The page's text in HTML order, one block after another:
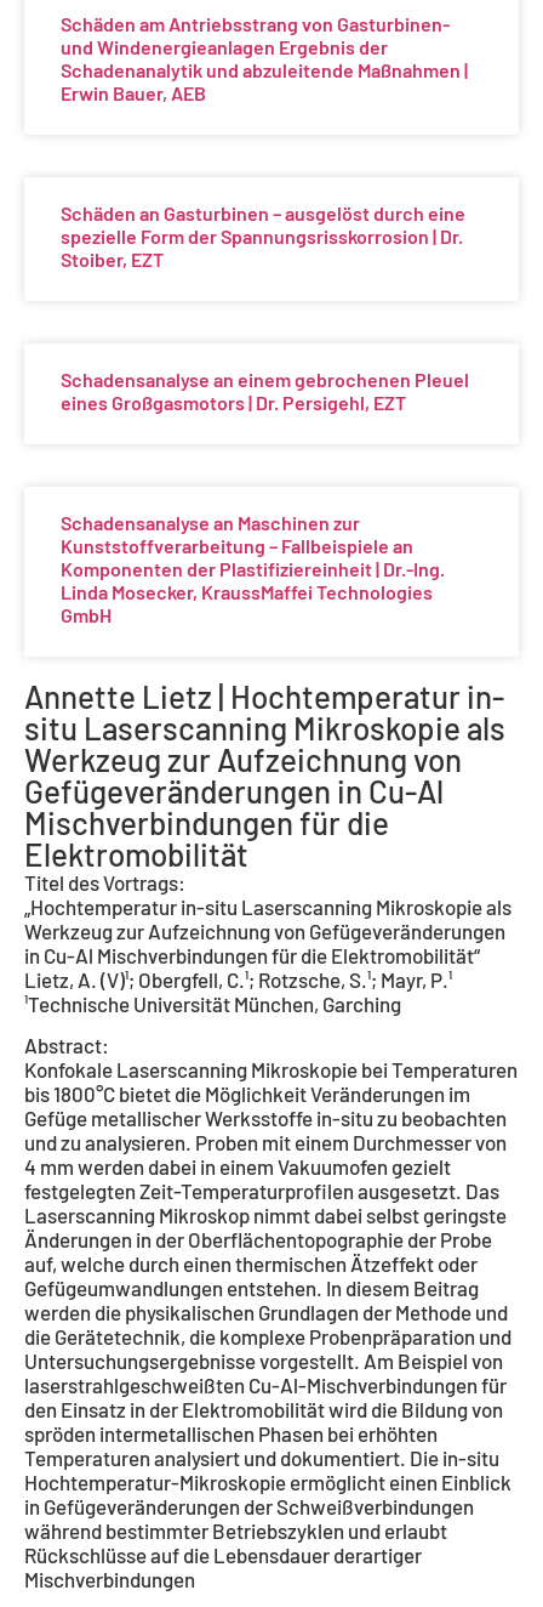
Schäden am Antriebsstrang von Gasturbinen-
und Windenergieanlagen Ergebnis der
Schadenanalytik und abzuleitende Maßnahmen |
Erwin Bauer, AEB
Schäden an Gasturbinen – ausgelöst durch eine
spezielle Form der Spannungsrisskorrosion | Dr.
Stoiber, EZT
Schadensanalyse an einem gebrochenen Pleuel
eines Großgasmotors | Dr. Persigehl, EZT
Schadensanalyse an Maschinen zur
Kunststoffverarbeitung – Fallbeispiele an
Komponenten der Plastifiziereinheit | Dr.-Ing.
Linda Mosecker, KraussMaffei Technologies
GmbH
Annette Lietz | Hochtemperatur in-
situ Laserscanning Mikroskopie als
Werkzeug zur Aufzeichnung von
Gefügeveränderungen in Cu-Al
Mischverbindungen für die
Elektromobilität
Titel des Vortrags:
„Hochtemperatur in-situ Laserscanning Mikroskopie als
Werkzeug zur Aufzeichnung von Gefügeveränderungen
in Cu-Al Mischverbindungen für die Elektromobilität“
Lietz, A. (V)¹; Obergfell, C.¹; Rotzsche, S.¹; Mayr, P.¹
¹Technische Universität München, Garching
Abstract:
Konfokale Laserscanning Mikroskopie bei Temperaturen
bis 1800°C bietet die Möglichkeit Veränderungen im
Gefüge metallischer Werksstoffe in-situ zu beobachten
und zu analysieren. Proben mit einem Durchmesser von
4 mm werden dabei in einem Vakuumofen gezielt
festgelegten Zeit-Temperaturprofilen ausgesetzt. Das
Laserscanning Mikroskop nimmt dabei selbst geringste
Änderungen in der Oberflächentopographie der Probe
auf, welche durch einen thermischen Ätzeffekt oder
Gefügeumwandlungen entstehen. In diesem Beitrag
werden die physikalischen Grundlagen der Methode und
die Gerätetechnik, die komplexe Probenpräparation und
Untersuchungsergebnisse vorgestellt. Am Beispiel von
laserstrahlgeschweißten Cu-Al-Mischverbindungen für
den Einsatz in der Elektromobilität wird die Bildung von
spröden intermetallischen Phasen bei erhöhten
Temperaturen analysiert und dokumentiert. Die in-situ
Hochtemperatur-Mikroskopie ermöglicht einen Einblick
in Gefügeveränderungen der Schweißverbindungen
während bestimmter Betriebszyklen und erlaubt
Rückschlüsse auf die Lebensdauer derartiger
Mischverbindungen